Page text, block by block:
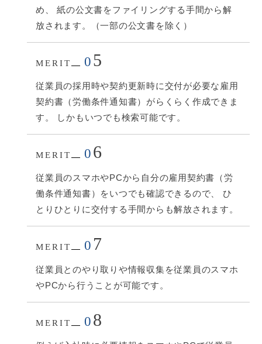
め、 紙の公文書をファイリングする手間から解
放されます。（一部の公文書を除く）
MERIT 0 5
従業員の採用時や契約更新時に交付が必要な雇用
契約書（労働条件通知書）がらくらく作成できま
す。 しかもいつでも検索可能です。
MERIT 0 6
従業員のスマホやPCから自分の雇用契約書（労
働条件通知書）をいつでも確認できるので、 ひ
とりひとりに交付する手間からも解放されます。
MERIT 0 7
従業員とのやり取りや情報収集を従業員のスマホ
やPCから行うことが可能です。
MERIT 0 8